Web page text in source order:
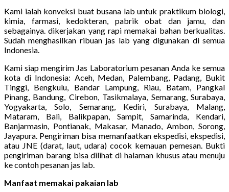
Kami ialah konveksi buat busana lab untuk praktikum biologi,
kimia, farmasi, kedokteran, pabrik obat dan jamu, dan
sebagainya. dikerjakan yang rapi memakai bahan berkualitas.
Sudah menghasilkan ribuan jas lab yang digunakan di semua
Indonesia.
Kami siap mengirim Jas Laboratorium pesanan Anda ke semua
kota di Indonesia: Aceh, Medan, Palembang, Padang, Bukit
Tinggi, Bengkulu, Bandar Lampung, Riau, Batam, Pangkal
Pinang, Bandung, Cirebon, Tasikmalaya, Semarang, Surabaya,
Yogyakarta, Solo, Semarang, Kediri, Surabaya, Malang,
Mataram, Bali, Balikpapan, Sampit, Samarinda, Kendari,
Banjarmasin, Pontianak, Makasar, Manado, Ambon, Sorong,
Jayapura. Pengiriman bisa memanfaatkan ekspedisi, ekspedisi,
atau JNE (darat, laut, udara) cocok kemauan pemesan. Bukti
pengiriman barang bisa dilihat di halaman khusus atau menuju
ke contoh pesanan jas lab.
Manfaat memakai pakaian lab